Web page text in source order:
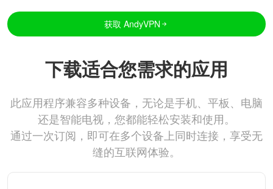
获取 AndyVPN
下载适合您需求的应用
此应用程序兼容多种设备，无论是手机、平板、电脑
还是智能电视，您都能轻松安装和使用。
通过一次订阅，即可在多个设备上同时连接，享受无
缝的互联网体验。